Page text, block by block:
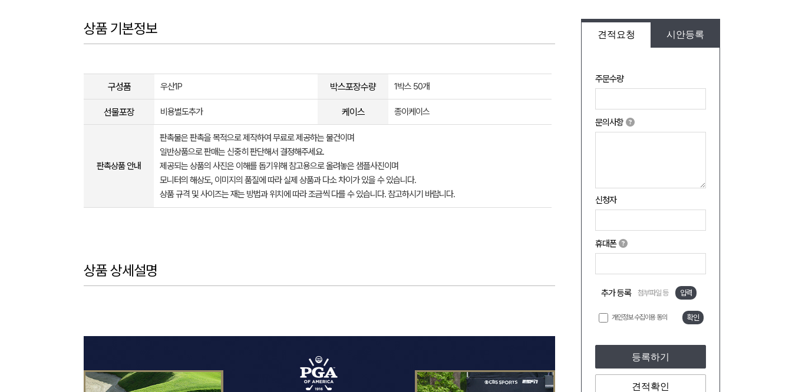
견적요청 시안등록
주문수량
문의사항
신청자
휴대폰
추가 등록 첨부파일 등 입력
개인정보 수집이용 동의 확인
등록하기
견적확인
상품 기본정보
구성품 우산1P 박스포장수량 1박스 50개
선물포장 비용별도추가 케이스 종이케이스
판촉상품 안내
판촉물은 판촉을 목적으로 제작하여 무료로 제공하는 물건이며
일반상품으로 판매는 신중히 판단해서 결정해주세요.
제공되는 상품의 사진은 이해를 돕기위해 참고용으로 올려놓은 샘플사진이며
모니터의 해상도, 이미지의 품질에 따라 실제 상품과 다소 차이가 있을 수 있습니다.
상품 규격 및 사이즈는 재는 방법과 위치에 따라 조금씩 다를 수 있습니다. 참고하시기 바랍니다.
상품 상세설명